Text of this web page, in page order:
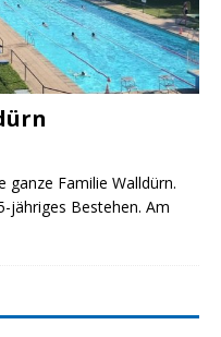
ganze Familie Walldürn.
jähriges Bestehen. Am